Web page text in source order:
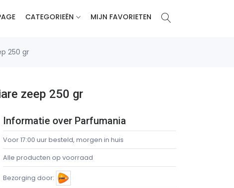
CATEGORIEËN MIJN FAVORIETEN
250 gr
zeep 250 gr
Informatie over Parfumania
Voor 17:00 uur besteld, morgen in huis
Alle producten op voorraad
Bezorging door: